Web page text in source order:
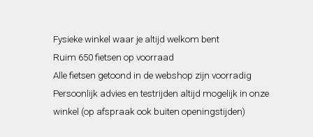
Fysieke winkel waar je altijd welkom bent
Ruim 650 fietsen op voorraad
Alle fietsen getoond in de webshop zijn voorradig
Persoonlijk advies en testrijden altijd mogelijk in onze
winkel (op afspraak ook buiten openingstijden)